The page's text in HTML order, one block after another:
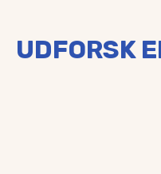
UDFORSK